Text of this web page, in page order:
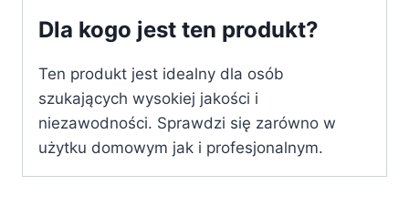
Dla kogo jest ten produkt?
Ten produkt jest idealny dla osób
szukających wysokiej jakości i
niezawodności. Sprawdzi się zarówno w
użytku domowym jak i profesjonalnym.